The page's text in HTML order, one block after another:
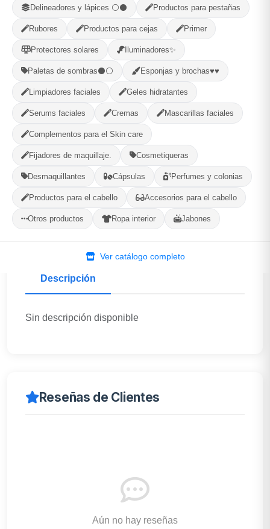
Delineadores y lápices ⚪⚫ Productos para pestañas
Rubores Productos para cejas Primer
Protectores solares Iluminadores✨
Paletas de sombras⚫⚪ Esponjas y brochas♥♥
Limpiadores faciales Geles hidratantes
Serums faciales Cremas Mascarillas faciales
Complementos para el Skin care
Fijadores de maquillaje. Cosmetiqueras
Desmaquillantes Cápsulas Perfumes y colonias
Productos para el cabello Accesorios para el cabello
Otros productos Ropa interior Jabones
Ver catálogo completo
Efectivo
(BLIBE)Makeup...
Encrucijada, Villa Clara
PRODUCTOS
--
CALIFICACIÓN
WhatsApp Ver Tienda
Descripción
Sin descripción disponible
Reseñas de Clientes
Aún no hay reseñas